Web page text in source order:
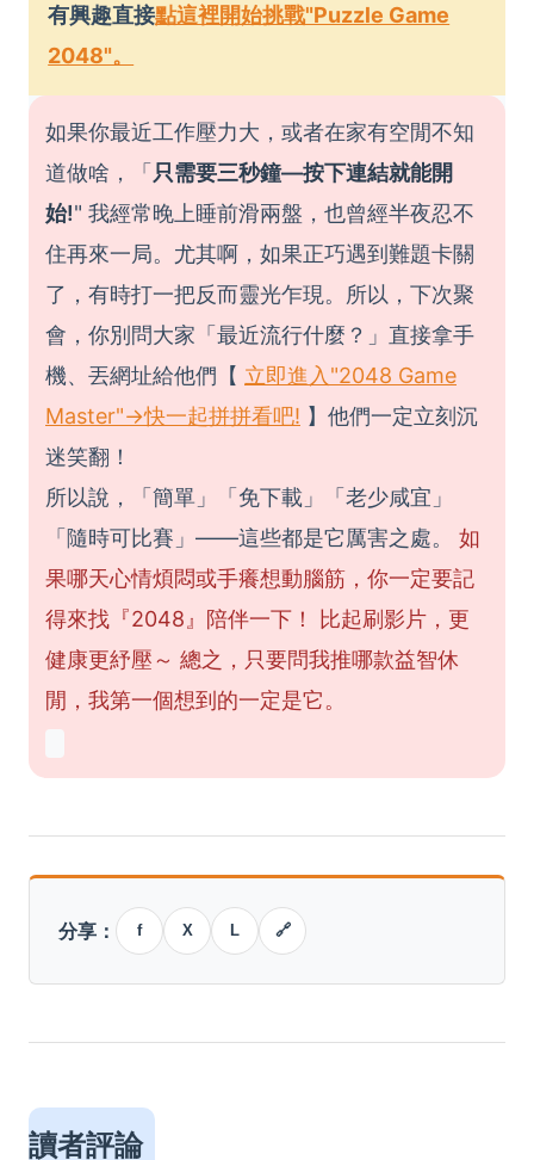
有興趣直接點這裡開始挑戰"Puzzle Game
2048"。
如果你最近工作壓力大，或者在家有空閒不知
道做啥，「只需要三秒鐘—按下連結就能開
始!" 我經常晚上睡前滑兩盤，也曾經半夜忍不
住再來一局。尤其啊，如果正巧遇到難題卡關
了，有時打一把反而靈光乍現。所以，下次聚
會，你別問大家「最近流行什麼？」直接拿手
機、丟網址給他們【 立即進入"2048 Game
Master"→快一起拼拼看吧! 】他們一定立刻沉
迷笑翻！
所以說，「簡單」「免下載」「老少咸宜」
「隨時可比賽」——這些都是它厲害之處。 如
果哪天心情煩悶或手癢想動腦筋，你一定要記
得來找『2048』陪伴一下！ 比起刷影片，更
健康更紓壓～ 總之，只要問我推哪款益智休
閒，我第一個想到的一定是它。
分享： f X L 🔗
讀者評論